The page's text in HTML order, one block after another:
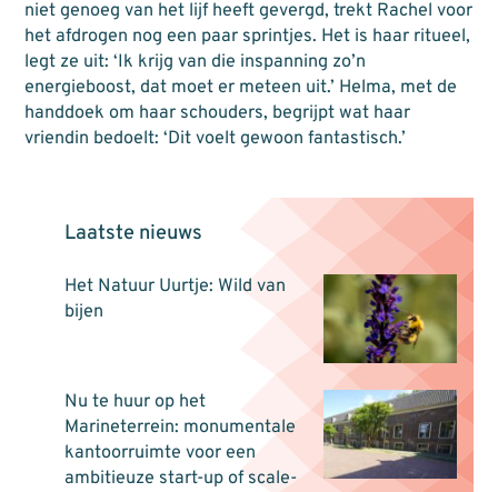
niet genoeg van het lijf heeft gevergd, trekt Rachel voor
het afdrogen nog een paar sprintjes. Het is haar ritueel,
legt ze uit: ‘Ik krijg van die inspanning zo’n
energieboost, dat moet er meteen uit.’ Helma, met de
handdoek om haar schouders, begrijpt wat haar
vriendin bedoelt: ‘Dit voelt gewoon fantastisch.’
Laatste nieuws
Het Natuur Uurtje: Wild van
bijen
Nu te huur op het
Marineterrein: monumentale
kantoorruimte voor een
ambitieuze start-up of scale-